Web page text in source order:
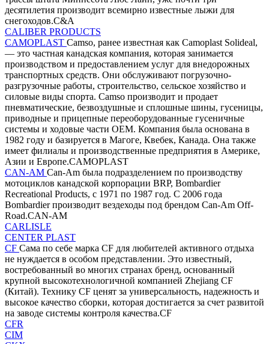
десятилетия производит всемирно известные лыжи для
снегоходов.C&A
CALIBER PRODUCTS
CAMOPLAST Camso, ранее известная как Camoplast Solideal,
— это частная канадская компания, которая занимается
производством и предоставлением услуг для внедорожных
транспортных средств. Они обслуживают погрузочно-
разгрузочные работы, строительство, сельское хозяйство и
силовые виды спорта. Camso производит и продает
пневматические, безвоздушные и сплошные шины, гусеницы,
приводные и прицепные переоборудованные гусеничные
системы и ходовые части OEM. Компания была основана в
1982 году и базируется в Магоге, Квебек, Канада. Она также
имеет филиалы и производственные предприятия в Америке,
Азии и Европе.CAMOPLAST
CAN-AM Can-Am была подразделением по производству
мотоциклов канадской корпорации BRP, Bombardier
Recreational Products, с 1971 по 1987 год. С 2006 года
Bombardier производит вездеходы под брендом Can-Am Off-
Road.CAN-AM
CARLISLE
CENTER PLAST
CF Сама по себе марка CF для любителей активного отдыха
не нуждается в особом представлении. Это известный,
востребованный во многих странах бренд, основанный
крупной высокотехнологичной компанией Zhejiang CF
(Китай). Технику CF ценят за универсальность, надежность и
высокое качество сборки, которая достигается за счет развитой
на заводе системы контроля качества.CF
CFR
CIM